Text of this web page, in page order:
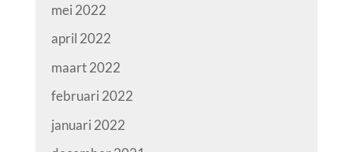
mei 2022
april 2022
maart 2022
februari 2022
januari 2022